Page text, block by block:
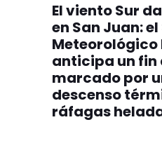
El viento Sur
en San Juan:
Meteorológico
anticipa un fin
marcado por
descenso
ráfagas